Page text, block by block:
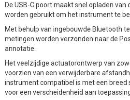
De USB-C poort maakt snel opladen van
worden gebruikt om het instrument te
Met behulp van ingebouwde Bluetooth
metingen worden verzonden naar de
annotatie.
Het veelzijdige actuatorontwerp van
voorzien van een verwijderbare
instrument compatibel is met een breed
voor een verscheidenheid aan